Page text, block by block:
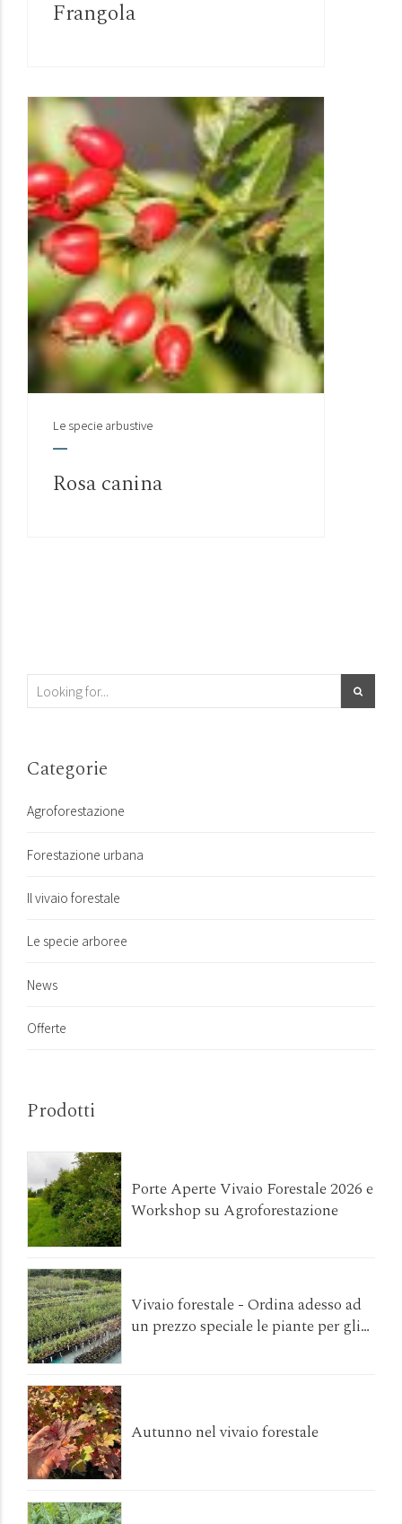
Frangola
Le specie arbustive
Rosa canina
Categorie
Agroforestazione
Forestazione urbana
Il vivaio forestale
Le specie arboree
News
Offerte
Prodotti
Porte Aperte Vivaio Forestale 2026 e
Workshop su Agroforestazione
Vivaio forestale - Ordina adesso ad
un prezzo speciale le piante per gli
Autunno nel vivaio forestale